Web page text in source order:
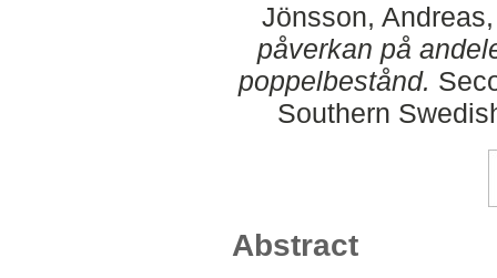
Jönsson, Andreas
påverkan på
poppelbestånd.
Southern
Abstract